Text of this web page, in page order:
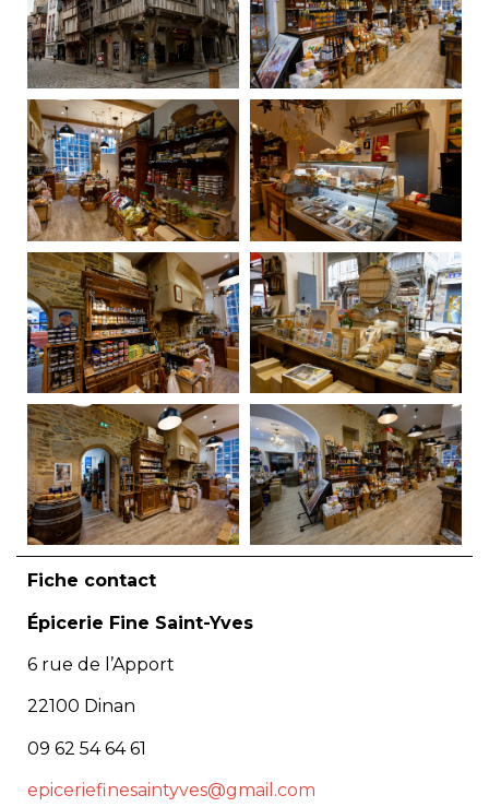
Fiche contact
Épicerie Fine Saint-Yves
6 rue de l’Apport
22100 Dinan
09 62 54 64 61
epiceriefinesaintyves@gmail.com